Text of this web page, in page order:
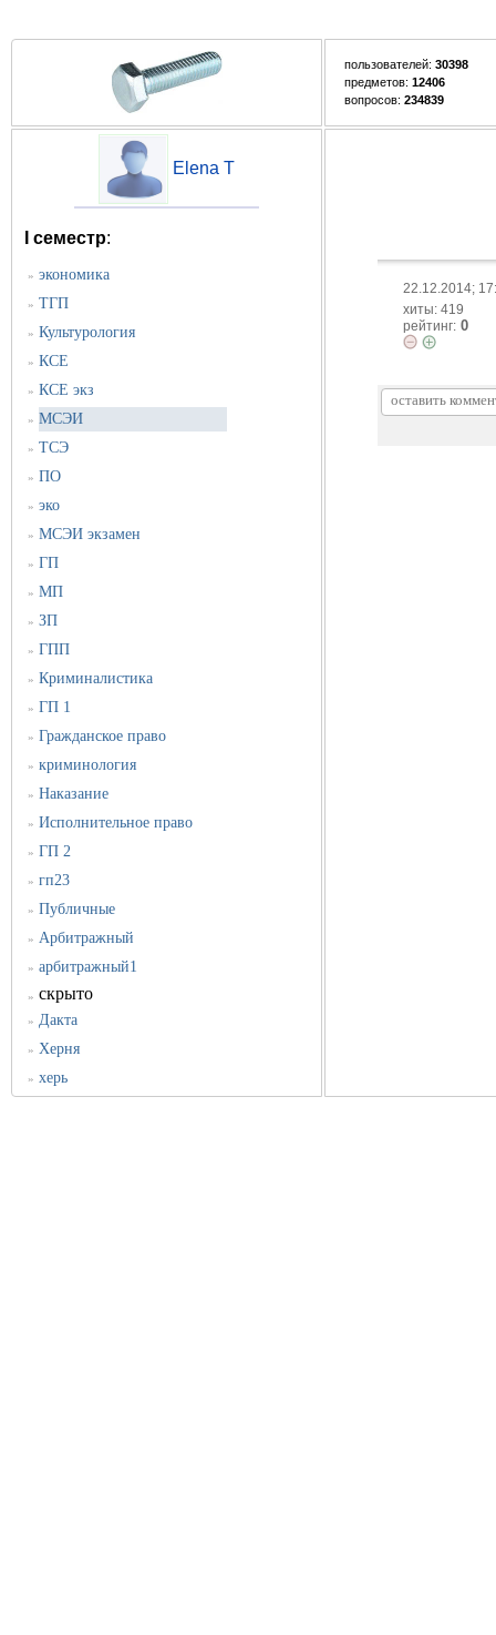
пользователей: 30398
предметов: 12406
вопросов: 234839
Elena T
I семестр:
» экономика
» ТГП
» Культурология
» КСЕ
» КСЕ экз
» МСЭИ
» ТСЭ
» ПО
» эко
» МСЭИ экзамен
» ГП
» МП
» ЗП
» ГПП
» Криминалистика
» ГП 1
» Гражданское право
» криминология
» Наказание
» Исполнительное право
» ГП 2
» гп23
» Публичные
» Арбитражный
» арбитражный1
» скрыто
» Дакта
» Херня
» херь
22.12.2014;
хиты: 419
рейтинг: 0